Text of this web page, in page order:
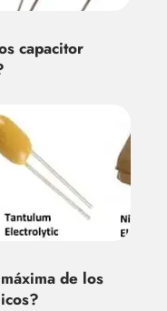
capacitor
de los